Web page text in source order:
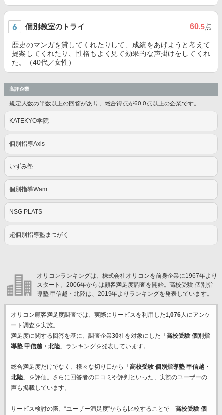
個別教室のトライ 60.5点
歴史のマンガを貸してくれたりして、成績をあげようと考えて
提案してくれたり、性格もよく見て効果的な声掛けをしてくれ
た。（40代／女性）
高評企業
規定人数の半数以上の回答があり、総合得点が60.0点以上の企業です。
KATEKYO学院
個別指導Axis
いずみ塾
個別指導Wam
NSG PLATS
超個別指導塾まつがく
オリコンランキングは、株式会社オリコンを前身企業に1967年より
スタート。2006年からは顧客満足度調査を開始。高校受験 個別指
導塾 甲信越・北陸は、2019年よりランキングを発表しています。
オリコン顧客満足度調査では、実際にサービスを利用した1,076人にアンケ
ート調査を実施。
満足度に関する回答を基に、調査企業30社を対象にした「 高校受験 個別指
導塾 甲信越・北陸」ランキングを発表しています。
総合満足度だけでなく、様々な切り口から「 高校受験 個別指導塾 甲信越・
北陸」を評価。さらに回答者の口コミや評判といった、実際のユーザーの
声も掲載しています。
サービス検討の際、“ユーザー満足度”からも比較することで「 高校受験 個